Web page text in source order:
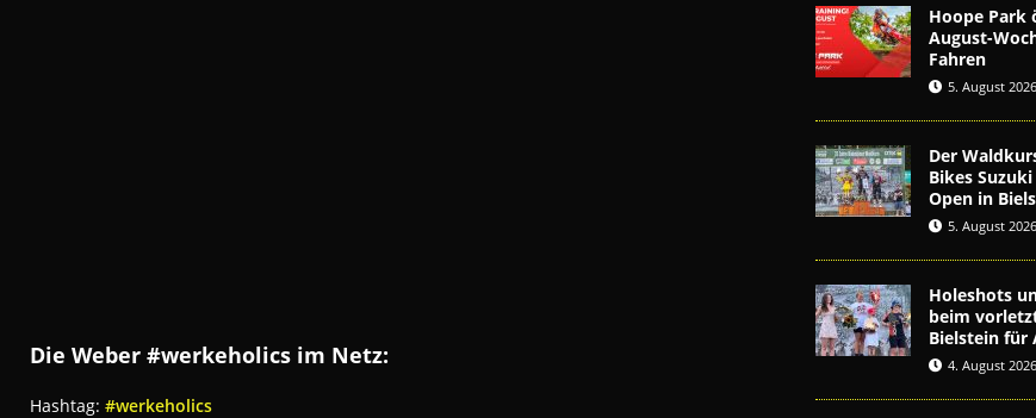
Die Weber #werkeholics im Netz:
Hashtag: #werkeholics
Hoope Park
August-
Fahren
5. August 2026
Der
Bikes
Open in
5. August 2026
Holeshots
beim
Bielstein für
4. August 2026